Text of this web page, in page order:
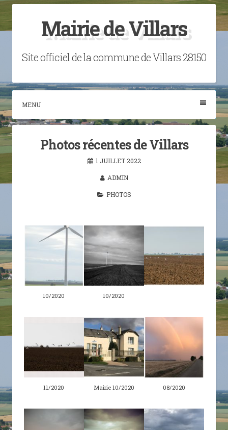
Mairie de Villars
Site officiel de la commune de Villars 28150
MENU
Photos récentes de Villars
1 JUILLET 2022
ADMIN
PHOTOS
10/2020 10/2020
11/2020 Mairie 10/2020 08/2020